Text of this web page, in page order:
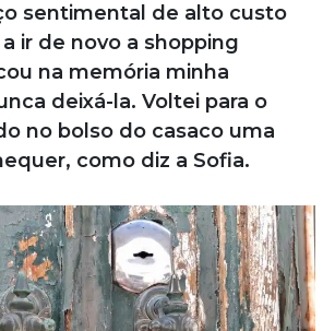
sentimental de alto custo
ir de novo a shopping
na memória minha
deixá-la. Voltei para o
no bolso do casaco uma
como diz a Sofia.